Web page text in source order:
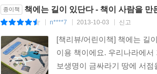
종이책 책에는 길이 있단다 - 책이 사람을 만
n****7 2013-10-03 신고
[책리뷰/어린이책] 책에는 길
이용 책이에요. 우리나라에
보생명이 금싸라기 땅에 서